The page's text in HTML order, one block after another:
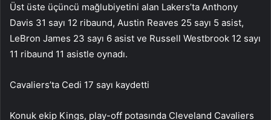
Üst üste üçüncü mağlubiyetini alan Lakers’ta Anthony
Davis 31 sayı 12 ribaund, Austin Reaves 25 sayı 5 asist,
LeBron James 23 sayı 6 asist ve Russell Westbrook 12 sayı
11 ribaund 11 asistle oynadı.
Cavaliers’ta Cedi 17 sayı kaydetti
Konuk ekip Kings, play-off potasında Cleveland Cavaliers